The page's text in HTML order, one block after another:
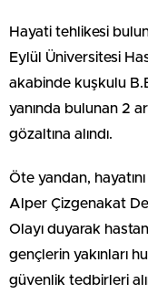
Hayati tehlikesi
Eylül Üniversitesi
akabinde kuşkulu
yanında bulunan 2
gözaltına alındı.
Öte yandan,
Alper Çizgenakat
Olayı duyarak
gençlerin yakınları
güvenlik tedbirleri